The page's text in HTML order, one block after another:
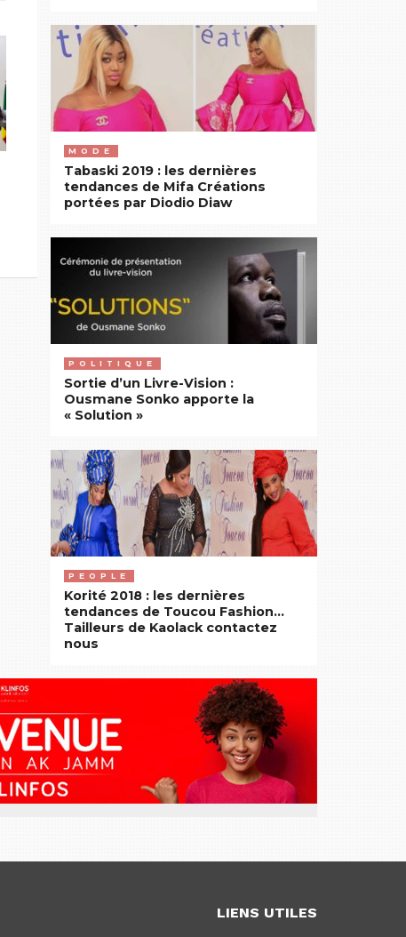
MODE
Tabaski 2019 : les dernières
tendances de Mifa Créations
portées par Diodio Diaw
POLITIQUE
Sortie d’un Livre-Vision :
Ousmane Sonko apporte la
« Solution »
PEOPLE
Korité 2018 : les dernières
tendances de Toucou Fashion…
Tailleurs de Kaolack contactez
nous
LIENS UTILES